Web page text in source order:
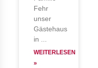
Fehr
unser
Gästehaus
in
WEITERLESEN
»